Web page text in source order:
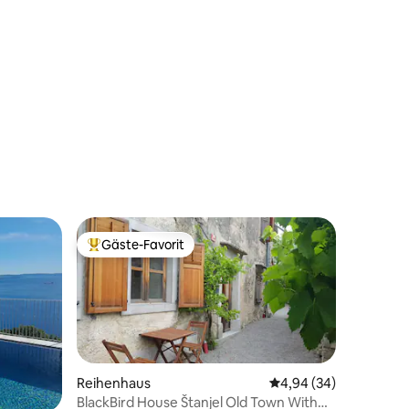
Beliebter Gäste-Favorit.
Gäste-Favorit
Reihenhaus Durchschnittliche
4,94 (34)
BlackBird House Štanjel Old Town With